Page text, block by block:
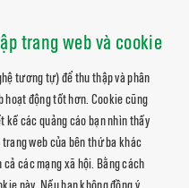
trang web và cookie
tương tự) để thu thập và phân
hoạt động tốt hơn. Cookie cũng
kế các quảng cáo bạn nhìn thấy
web của bên thứ ba khác
các mạng xã hội. Bằng cách